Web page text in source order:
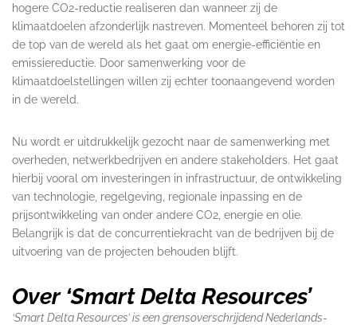
hogere CO2-reductie realiseren dan wanneer zij de
klimaatdoelen afzonderlijk nastreven. Momenteel behoren zij tot
de top van de wereld als het gaat om energie-efficiëntie en
emissiereductie. Door samenwerking voor de
klimaatdoelstellingen willen zij echter toonaangevend worden
in de wereld.
Nu wordt er uitdrukkelijk gezocht naar de samenwerking met
overheden, netwerkbedrijven en andere stakeholders. Het gaat
hierbij vooral om investeringen in infrastructuur, de ontwikkeling
van technologie, regelgeving, regionale inpassing en de
prijsontwikkeling van onder andere CO2, energie en olie.
Belangrijk is dat de concurrentiekracht van de bedrijven bij de
uitvoering van de projecten behouden blijft.
Over ‘Smart Delta Resources’
‘Smart Delta Resources’ is een grensoverschrijdend Nederlands-